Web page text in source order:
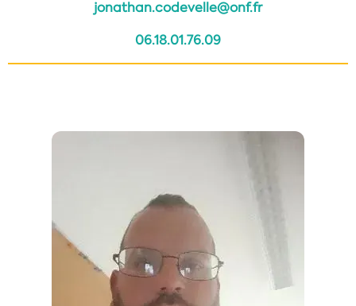
jonathan.codevelle@onf.fr
06.18.01.76.09